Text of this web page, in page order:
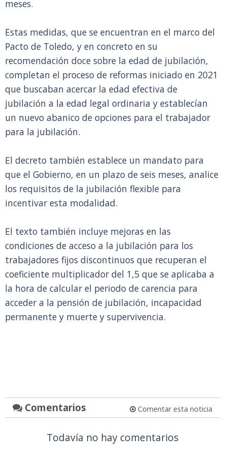
meses.
Estas medidas, que se encuentran en el marco del
Pacto de Toledo, y en concreto en su
recomendación doce sobre la edad de jubilación,
completan el proceso de reformas iniciado en 2021
que buscaban acercar la edad efectiva de
jubilación a la edad legal ordinaria y establecían
un nuevo abanico de opciones para el trabajador
para la jubilación.
El decreto también establece un mandato para
que el Gobierno, en un plazo de seis meses, analice
los requisitos de la jubilación flexible para
incentivar esta modalidad.
El texto también incluye mejoras en las
condiciones de acceso a la jubilación para los
trabajadores fijos discontinuos que recuperan el
coeficiente multiplicador del 1,5 que se aplicaba a
la hora de calcular el periodo de carencia para
acceder a la pensión de jubilación, incapacidad
permanente y muerte y supervivencia.
Comentarios Comentar esta noticia
Todavía no hay comentarios